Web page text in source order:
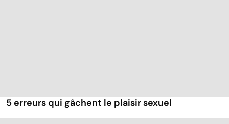
5 erreurs qui gâchent le plaisir sexuel